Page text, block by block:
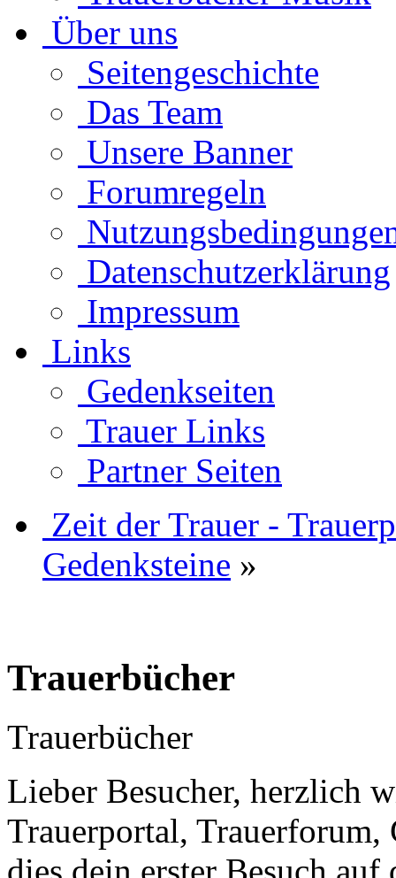
Über uns
Seitengeschichte
Das Team
Unsere Banner
Forumregeln
Datenschutzerklärung
Impressum
Links
Gedenkseiten
Trauer Links
Partner Seiten
Zeit der Trauer -
Gedenksteine »
Trauerbücher
Trauerbücher
Lieber Besucher, herzlich
Trauerportal, Trauerforum,
dies dein erster Besuch